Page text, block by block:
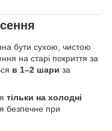
бути сухою, чистою
на старі покриття за
в 1–2 шари за
тільки на холодні
безпечне при